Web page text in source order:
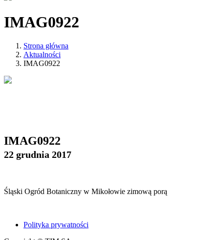
IMAG0922
Strona główna
Aktualności
IMAG0922
IMAG0922
22 grudnia 2017
Śląski Ogród Botaniczny w Mikołowie zimową porą
Polityka prywatności